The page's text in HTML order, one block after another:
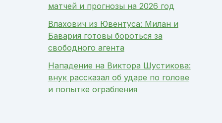
матчей и прогнозы на 2026 год
Влахович из Ювентуса: Милан и
Бавария готовы бороться за
свободного агента
Нападение на Виктора Шустикова:
внук рассказал об ударе по голове
и попытке ограбления